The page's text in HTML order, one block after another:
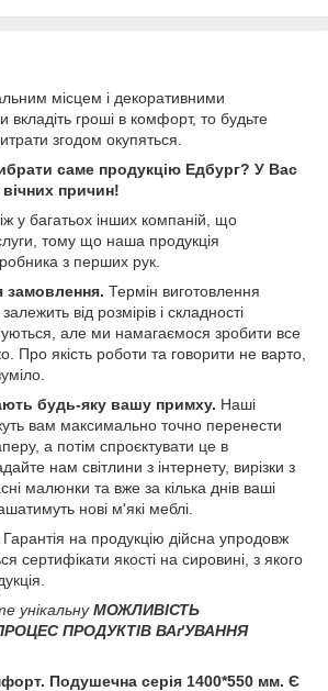
місцем і декоративними
гроші в комфорт, то будьте
згодом окупяться.
саме продукцію Едбург? У Вас
вічних причин!
у багатьох інших компаній, що
тому що наша продукція
з перших рук.
замовлення. Термін виготовлення
від розмірів і складності
але ми намагаємося зробити все
Про якість роботи та говорити не варто,
будь-яку вашу примху. Наші
вам максимально точно перенести
а потім спроєктувати це в
нам світлини з інтернету, вирізки з
малюнки та вже за кілька днів ваші
нові м'які меблі.
Гарантія на продукцію дійсна упродовж
сертифікати якості на сировині, з якого
унікальнуМОЖЛИВІСТЬ
ПРОДУКТІВ ВАґУВАННЯ
Подушечна серія 1400*550 мм. Є